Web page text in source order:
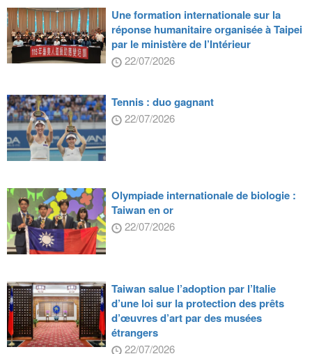
Une formation internationale sur la
réponse humanitaire organisée à Taipei
par le ministère de l’Intérieur
22/07/2026
Tennis : duo gagnant
22/07/2026
Olympiade internationale de biologie :
Taiwan en or
22/07/2026
Taiwan salue l’adoption par l’Italie
d’une loi sur la protection des prêts
d’œuvres d’art par des musées
étrangers
22/07/2026